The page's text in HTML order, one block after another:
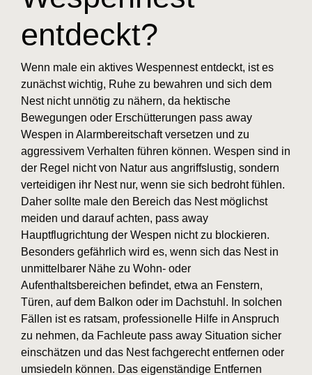
entdeckt?
Wenn male ein aktives Wespennest entdeckt, ist es
zunächst wichtig, Ruhe zu bewahren und sich dem
Nest nicht unnötig zu nähern, da hektische
Bewegungen oder Erschütterungen pass away
Wespen in Alarmbereitschaft versetzen und zu
aggressivem Verhalten führen können. Wespen sind in
der Regel nicht von Natur aus angriffslustig, sondern
verteidigen ihr Nest nur, wenn sie sich bedroht fühlen.
Daher sollte male den Bereich das Nest möglichst
meiden und darauf achten, pass away
Hauptflugrichtung der Wespen nicht zu blockieren.
Besonders gefährlich wird es, wenn sich das Nest in
unmittelbarer Nähe zu Wohn- oder
Aufenthaltsbereichen befindet, etwa an Fenstern,
Türen, auf dem Balkon oder im Dachstuhl. In solchen
Fällen ist es ratsam, professionelle Hilfe in Anspruch
zu nehmen, da Fachleute pass away Situation sicher
einschätzen und das Nest fachgerecht entfernen oder
umsiedeln können. Das eigenständige Entfernen